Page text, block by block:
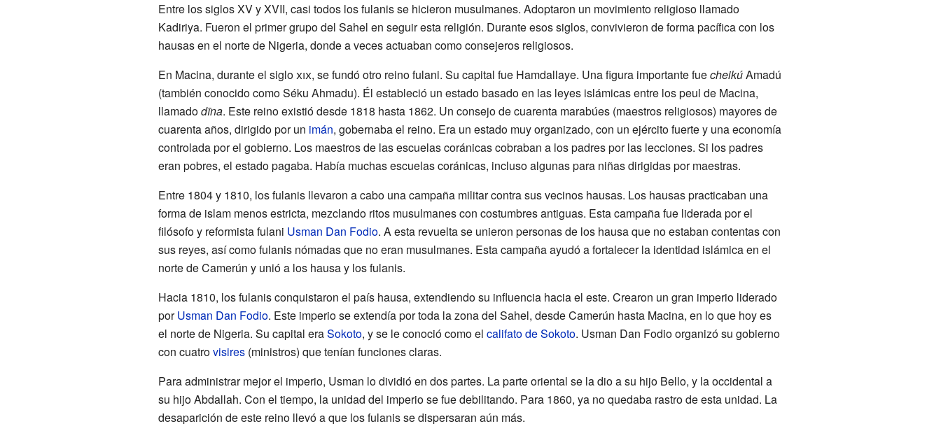
Entre los siglos XV y XVII, casi todos los fulanis se hicieron musulmanes. Adoptaron un movimiento religioso llamado
Kadiriya. Fueron el primer grupo del Sahel en seguir esta religión. Durante esos siglos, convivieron de forma pacífica con los
hausas en el norte de Nigeria, donde a veces actuaban como consejeros religiosos.
En Macina, durante el sigloxix, se fundó otro reino fulani. Su capital fue Hamdallaye. Una figura importante fuecheikúAmadú
(también conocido como Séku Ahmadu). Él estableció un estado basado en las leyes islámicas entre los peul de Macina,
llamadodīna. Este reino existió desde 1818 hasta 1862. Un consejo de cuarenta marabúes (maestros religiosos) mayores de
cuarenta años, dirigido por un imán, gobernaba el reino. Era un estado muy organizado, con un ejército fuerte y una economía
controlada por el gobierno. Los maestros de las escuelas coránicas cobraban a los padres por las lecciones. Si los padres
eran pobres, el estado pagaba. Había muchas escuelas coránicas, incluso algunas para niñas dirigidas por maestras.
Entre 1804 y 1810, los fulanis llevaron a cabo una campaña militar contra sus vecinos hausas. Los hausas practicaban una
forma de islam menos estricta, mezclando ritos musulmanes con costumbres antiguas. Esta campaña fue liderada por el
filósofo y reformista fulani Usman Dan Fodio. A esta revuelta se unieron personas de los hausa que no estaban contentas con
sus reyes, así como fulanis nómadas que no eran musulmanes. Esta campaña ayudó a fortalecer la identidad islámica en el
norte de Camerún y unió a los hausa y los fulanis.
Hacia 1810, los fulanis conquistaron el país hausa, extendiendo su influencia hacia el este. Crearon un gran imperio liderado
porUsman Dan Fodio. Este imperio se extendía por toda la zona del Sahel, desde Camerún hasta Macina, en lo que hoy es
el norte de Nigeria. Su capital eraSokoto, y se le conoció como el califato de Sokoto. Usman Dan Fodio organizó su gobierno
con cuatrovisires(ministros) que tenían funciones claras.
Para administrar mejor el imperio, Usman lo dividió en dos partes. La parte oriental se la dio a su hijo Bello, y la occidental a
su hijo Abdallah. Con el tiempo, la unidad del imperio se fue debilitando. Para 1860, ya no quedaba rastro de esta unidad. La
desaparición de este reino llevó a que los fulanis se dispersaran aún más.